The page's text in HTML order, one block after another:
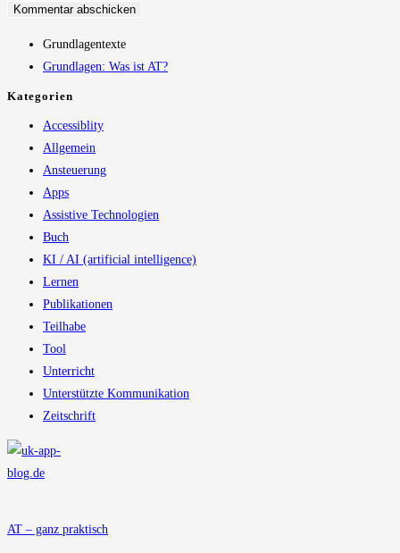
Grundlagentexte
Grundlagen: Was ist AT?
Kategorien
Accessiblity
Allgemein
Ansteuerung
Apps
Assistive Technologien
Buch
KI / AI (artificial intelligence)
Lernen
Publikationen
Teilhabe
Tool
Unterricht
Unterstützte Kommunikation
Zeitschrift
AT – ganz praktisch